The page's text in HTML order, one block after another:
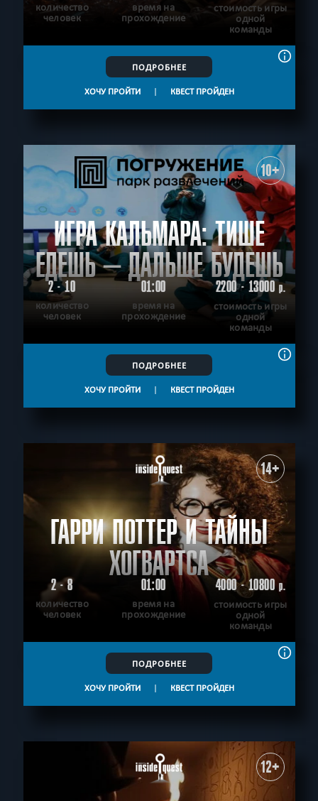
количество
человек
время на
прохождение
стоимость игры
одной
команды
ПОДРОБНЕЕ
ХОЧУ ПРОЙТИ | КВЕСТ ПРОЙДЕН
10+
ИГРА КАЛЬМАРА: ТИШЕ
ЕДЕШЬ – ДАЛЬШЕ БУДЕШЬ
2 - 10
количество
человек
01:00
время на
прохождение
2200 - 13000р.
стоимость игры
одной
команды
ПОДРОБНЕЕ
ХОЧУ ПРОЙТИ | КВЕСТ ПРОЙДЕН
14+
ГАРРИ ПОТТЕР И ТАЙНЫ
ХОГВАРТСА
2 - 8
количество
человек
01:00
время на
прохождение
4000 - 10800р.
стоимость игры
одной
команды
ПОДРОБНЕЕ
ХОЧУ ПРОЙТИ | КВЕСТ ПРОЙДЕН
12+